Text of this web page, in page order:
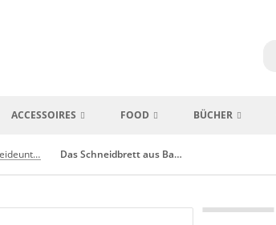
ACCESSOIRES FOOD BÜCHER
Schneidbrett / Schneideunterlage Das Schneidbrett aus Bambus